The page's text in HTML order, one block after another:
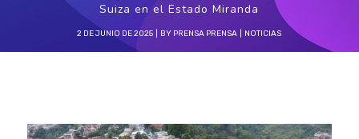
Suiza en el Estado Miranda
2 DE JUNIO DE 2025 BY PRENSA PRENSA NOTICIAS